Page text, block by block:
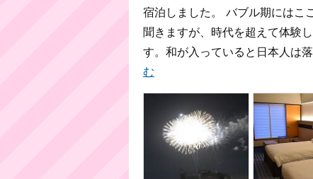
宿泊しました。 バブル期にはこ
聞きますが、時代を超えて体験
す。和が入っていると日本人は
む